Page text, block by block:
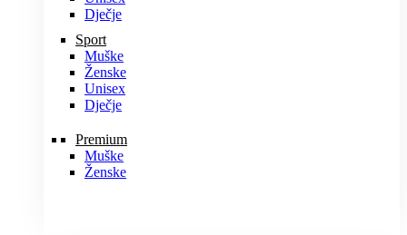
Dječje
Sport
Muške
Ženske
Unisex
Dječje
Premium
Muške
Ženske